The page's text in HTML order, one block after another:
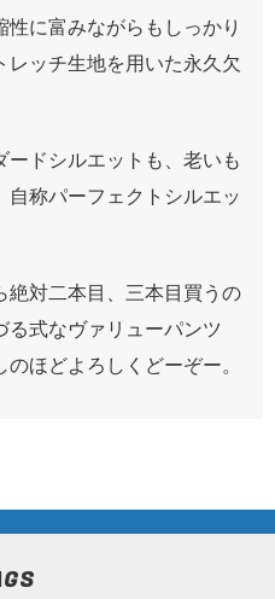
に富みながらもしっかり
ッチ生地を用いた永久欠
ドシルエットも、老いも
称パーフェクトシルエッ
絶対二本目、三本目買うの
式なヴァリューパンツ
ほどよろしくどーぞー。